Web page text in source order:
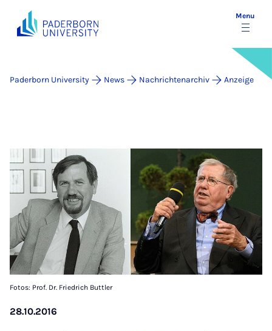
Menu
Paderborn University News Nachrichtenarchiv Anzeige
Fotos: Prof. Dr. Friedrich Buttler
28.10.2016